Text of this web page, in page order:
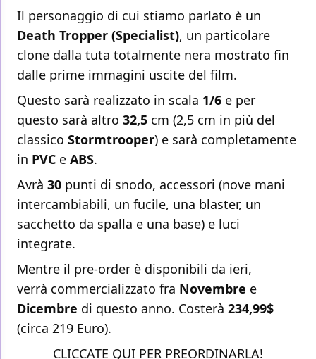
Il personaggio di cui stiamo parlato è un
Death Tropper (Specialist), un particolare
clone dalla tuta totalmente nera mostrato fin
dalle prime immagini uscite del film.
Questo sarà realizzato in scala 1/6 e per
questo sarà altro 32,5 cm (2,5 cm in più del
classico Stormtrooper) e sarà completamente
in PVC e ABS.
Avrà 30 punti di snodo, accessori (nove mani
intercambiabili, un fucile, una blaster, un
sacchetto da spalla e una base) e luci
integrate.
Mentre il pre-order è disponibili da ieri,
verrà commercializzato fra Novembre e
Dicembre di questo anno. Costerà 234,99$
(circa 219 Euro).
CLICCATE QUI PER PREORDINARLA!